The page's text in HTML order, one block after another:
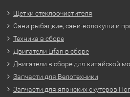
Щетки стеклоочистителя
Сани рыбацкие, сани-волокуши и
Техника в сборе
Двигатели Lifan в сборе
Двигатели в сборе для китайской
Запчасти для Велотехники
Запчасти для японских скутеров